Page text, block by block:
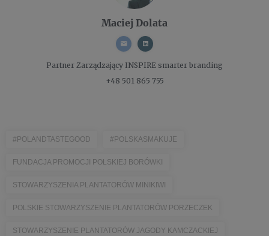
Maciej Dolata
Partner Zarządzający INSPIRE smarter branding
+48 501 865 755
#POLANDTASTEGOOD #POLSKASMAKUJE
FUNDACJA PROMOCJI POLSKIEJ BORÓWKI
STOWARZYSZENIA PLANTATORÓW MINIKIWI
POLSKIE STOWARZYSZENIE PLANTATORÓW PORZECZEK
STOWARZYSZENIE PLANTATORÓW JAGODY KAMCZACKIEJ